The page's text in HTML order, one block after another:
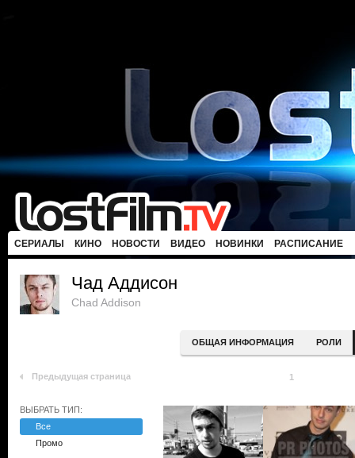
СЕРИАЛЫ КИНО НОВОСТИ ВИДЕО НОВИНКИ РАСПИСАНИЕ
Чад Аддисон
Chad Addison
ОБЩАЯ ИНФОРМАЦИЯ РОЛИ
Предыдущая страница 1
ВЫБРАТЬ ТИП:
Все
Промо